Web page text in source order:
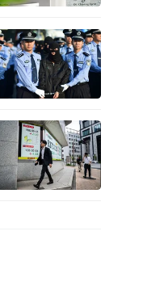
评论员 邓峰
编辑丨王睿
给谁。本次
本选战格局是
白合”的不